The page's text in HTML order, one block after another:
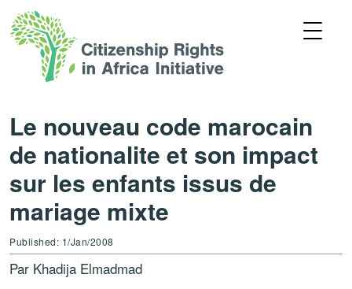
Le nouveau code marocain
de nationalite et son impact
sur les enfants issus de
mariage mixte
Published: 1/Jan/2008
Par Khadija Elmadmad